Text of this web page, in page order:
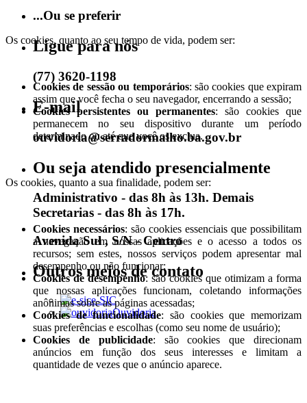
...Ou se preferir
Ligue para nós
(77) 3620-1198
E-mail
ouvidoria@serradormalho.ba.gov.br
Ou seja atendido presencialmente
Administrativo - das 8h às 13h. Demais
Secretarias - das 8h às 17h.
Avenida Sul , S/N - Centro
Outros meios de contato
e-SIC
Ouvidoria
Os cookies, quanto ao seu tempo de vida, podem ser:
Cookies de sessão ou temporários: são cookies que expiram
assim que você fecha o seu navegador, encerrando a sessão;
Cookies persistentes ou permanentes: são cookies que
permanecem no seu dispositivo durante um período
determinado ou até que você os exclua.
Os cookies, quanto a sua finalidade, podem ser:
Cookies necessários: são cookies essenciais que possibilitam
a navegação em nossas aplicações e o acesso a todos os
recursos; sem estes, nossos serviços podem apresentar mal
desempenho ou não funcionar;
Cookies de desempenho: são cookies que otimizam a forma
que nossas aplicações funcionam, coletando informações
anônimas sobre as páginas acessadas;
Cookies de funcionalidade: são cookies que memorizam
suas preferências e escolhas (como seu nome de usuário);
Cookies de publicidade: são cookies que direcionam
anúncios em função dos seus interesses e limitam a
quantidade de vezes que o anúncio aparece.